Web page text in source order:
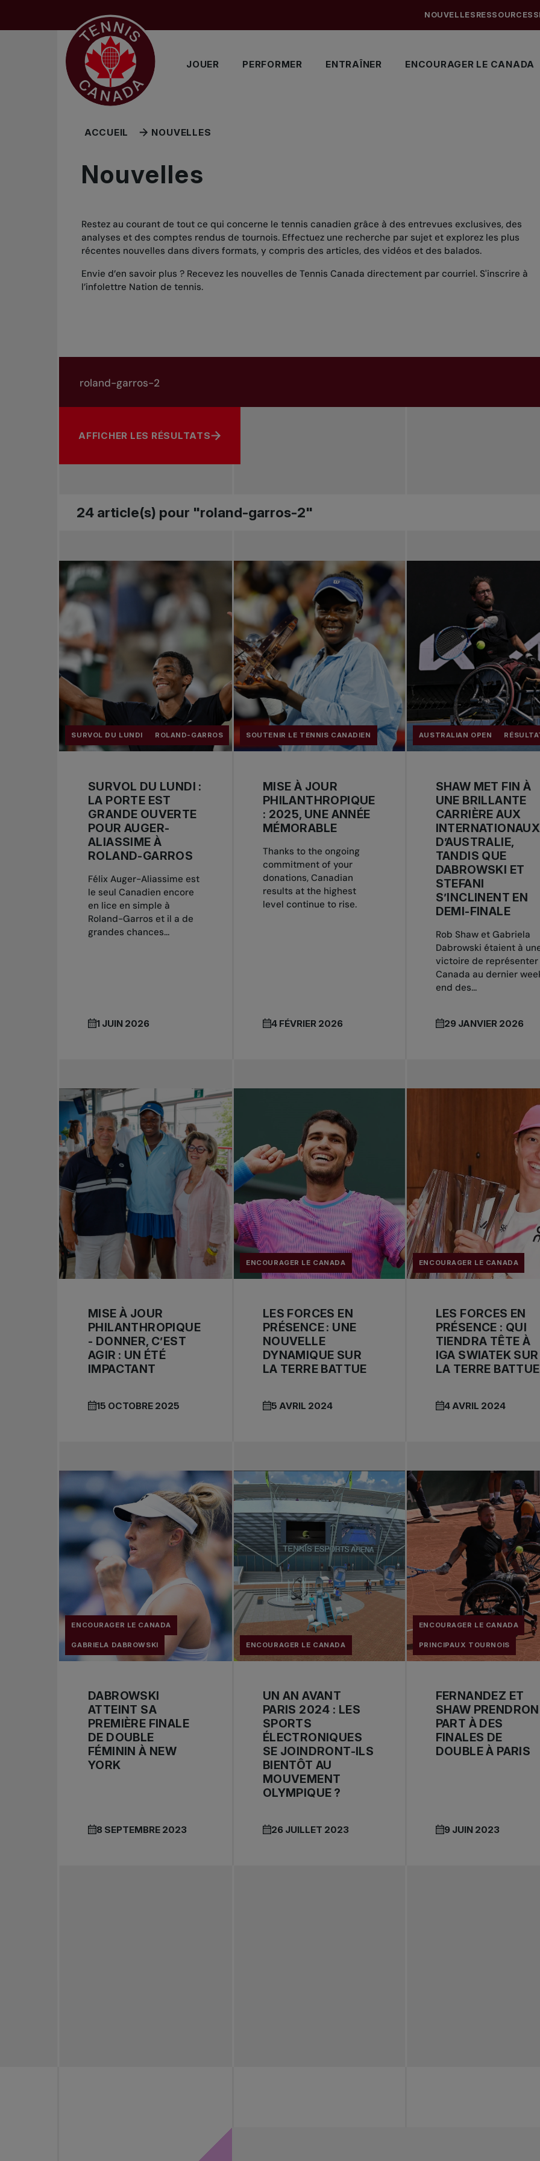
JOUER PERFORMER ENTRAÎNER ENCOURAGER LE CANADA
NOUVELLES RESSOURCES
ACCUEIL NOUVELLES
Nouvelles
Restez au courant de tout ce qui concerne le tennis canadien grâce à des entrevues exclusives, des
analyses et des comptes rendus de tournois. Effectuez une recherche par sujet et explorez les plus
récentes nouvelles dans divers formats, y compris des articles, des vidéos et des balados.
Envie d’en savoir plus ? Recevez les nouvelles de Tennis Canada directement par courriel. S'inscrire à
l’infolettre Nation de tennis.
Rechercher par sujet, joueur ou autre
AFFICHER LES RÉSULTATS
24 article(s) pour "roland-garros-2"
SURVOL DU LUNDI ROLAND-GARROS
SURVOL DU LUNDI :
LA PORTE EST
GRANDE OUVERTE
POUR AUGER-
ALIASSIME À
ROLAND-GARROS
Félix Auger-Aliassime est
le seul Canadien encore
en lice en simple à
Roland-Garros et il a de
grandes chances...
1 JUIN 2026
SOUTENIR LE TENNIS CANADIEN
MISE À JOUR
PHILANTHROPIQUE
: 2025, UNE ANNÉE
MÉMORABLE
Thanks to the ongoing
commitment of your
donations, Canadian
results at the highest
level continue to rise.
4 FÉVRIER 2026
AUSTRALIAN OPEN
SHAW MET FIN À
UNE BRILLANTE
CARRIÈRE AUX
INTERNATIONAUX
D’AUSTRALIE,
TANDIS QUE
DABROWSKI ET
STEFANI
S’INCLINENT EN
DEMI-FINALE
Rob Shaw et Gabriela
Dabrowski étaient à
victoire de représenter
Canada au dernier
end des...
29 JANVIER 2026
MISE À JOUR
PHILANTHROPIQUE
- DONNER, C’EST
AGIR : UN ÉTÉ
IMPACTANT
15 OCTOBRE 2025
ENCOURAGER LE CANADA
LES FORCES EN
PRÉSENCE : UNE
NOUVELLE
DYNAMIQUE SUR
LA TERRE BATTUE
5 AVRIL 2024
ENCOURAGER LE CANADA
LES FORCES EN
PRÉSENCE : QUI
TIENDRA TÊTE À
IGA SWIATEK SUR
LA TERRE
4 AVRIL 2024
ENCOURAGER LE CANADA
GABRIELA DABROWSKI
DABROWSKI
ATTEINT SA
PREMIÈRE FINALE
DE DOUBLE
FÉMININ À NEW
YORK
8 SEPTEMBRE 2023
ENCOURAGER LE CANADA
UN AN AVANT
PARIS 2024 : LES
SPORTS
ÉLECTRONIQUES
SE JOINDRONT-ILS
BIENTÔT AU
MOUVEMENT
OLYMPIQUE ?
26 JUILLET 2023
ENCOURAGER LE CANADA
PRINCIPAUX TOURNOIS
FERNANDEZ ET
SHAW
PART À DES
FINALES DE
DOUBLE À PARIS
9 JUIN 2023